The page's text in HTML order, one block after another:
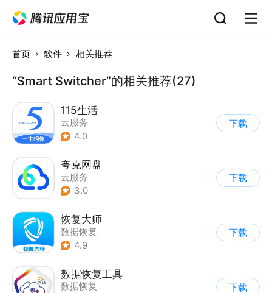
首页 软件 相关推荐
“Smart Switcher”的相关推荐(27)
115生活
云服务
4.0
下载
夸克网盘
云服务
3.0
下载
恢复大师
数据恢复
4.9
下载
数据恢复工具
数据恢复
下载